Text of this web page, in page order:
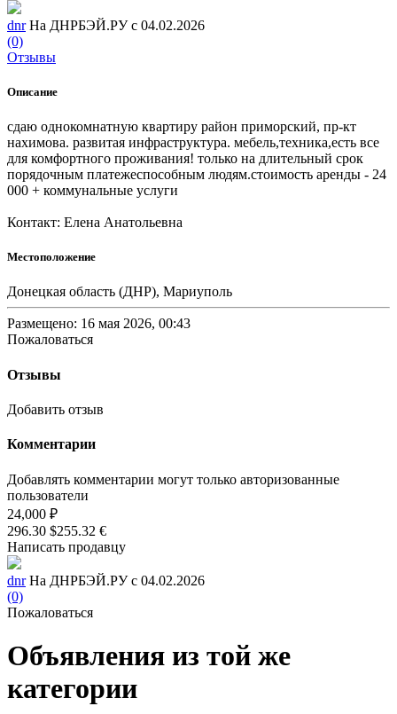
dnr На ДНРБЭЙ.РУ с 04.02.2026
(0)
Отзывы
Описание
сдаю однокомнатную квартиру район приморский, пр-кт
нахимова. развитая инфраструктура. мебель,техника,есть все
для комфортного проживания! только на длительный срок
порядочным платежеспособным людям.стоимость аренды - 24
000 + коммунальные услуги
Контакт: Елена Анатольевна
Местоположение
Донецкая область (ДНР), Мариуполь
Размещено: 16 мая 2026, 00:43
Пожаловаться
Отзывы
Добавить отзыв
Комментарии
Добавлять комментарии могут только авторизованные
пользователи
24,000 ₽
296.30 $255.32 €
Написать продавцу
dnr На ДНРБЭЙ.РУ с 04.02.2026
(0)
Пожаловаться
Объявления из той же
категории